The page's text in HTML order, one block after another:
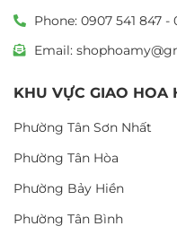
Phone: 0907 541 847 -
Email:
KHU VỰC GIAO HOA
Phường Tân Sơn Nhất
Phường Tân Hòa
Phường Bảy Hiền
Phường Tân Bình